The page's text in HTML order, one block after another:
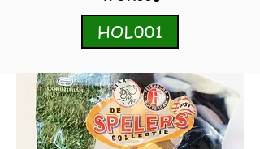
HOL001